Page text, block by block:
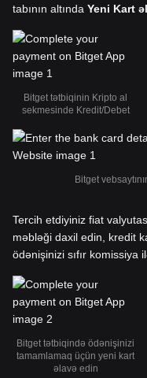
tabının altında Yeni Kart
Bitget tətbiqinin Kripto al
sekmesinde Kredit/Debet
Bitget
Tercih etdiyiniz fiat
məbləği daxil edin, kredit
ödənişinizi sıfır komissiya
Bitget tətbiqində ödənişinizi
tamamlamaq üçün yeni kart
əlavə edin